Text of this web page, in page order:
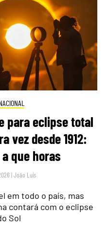
para eclipse total
vez desde 1912:
que horas
|João Luís
em todo o país, mas
contará com o eclipse
Sol